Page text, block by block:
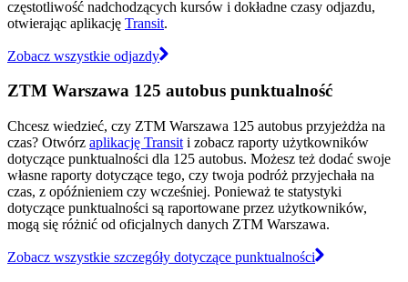
częstotliwość nadchodzących kursów i dokładne czasy odjazdu,
otwierając aplikację Transit.
Zobacz wszystkie odjazdy
ZTM Warszawa 125 autobus punktualność
Chcesz wiedzieć, czy ZTM Warszawa 125 autobus przyjeżdża na
czas? Otwórz aplikację Transit i zobacz raporty użytkowników
dotyczące punktualności dla 125 autobus. Możesz też dodać swoje
własne raporty dotyczące tego, czy twoja podróż przyjechała na
czas, z opóźnieniem czy wcześniej. Ponieważ te statystyki
dotyczące punktualności są raportowane przez użytkowników,
mogą się różnić od oficjalnych danych ZTM Warszawa.
Zobacz wszystkie szczegóły dotyczące punktualności